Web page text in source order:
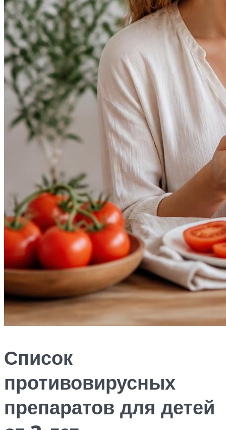
Список
противовирусных
препаратов для детей